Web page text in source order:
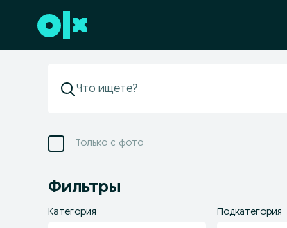
Перейти к нижнему колонтитулу
Только с фото
Фильтры
Категория Подкатегория